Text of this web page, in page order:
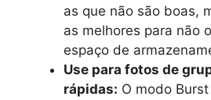
as que não são boas,
as melhores para não
espaço de
Use para fotos de
rápidas: O modo